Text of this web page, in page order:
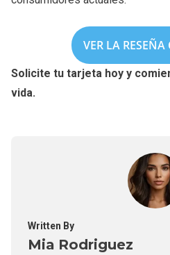
VER LA
Solicite tu tarjeta hoy y
vida.
Written By
Mia Rodriguez